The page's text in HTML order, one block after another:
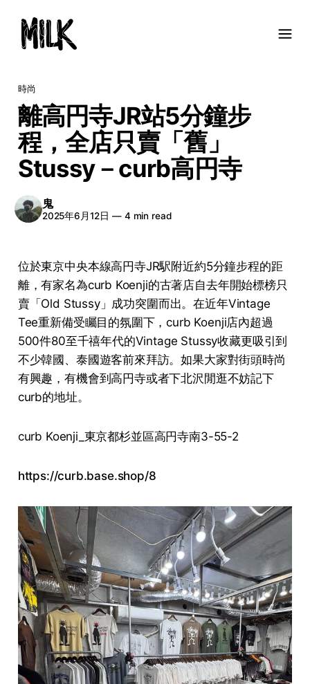
時尚
離高円寺JR站5分鐘步
程，全店只賣「舊」
Stussy－curb高円寺
鬼
2025年6月12日 —4 min read
位於東京中央本線高円寺JR駅附近約5分鐘步程的距
離，有家名為curb Koenji的古著店自去年開始標榜只
賣「Old Stussy」成功突圍而出。在近年Vintage
Tee重新備受矚目的氛圍下，curb Koenji店內超過
500件80至千禧年代的Vintage Stussy收藏更吸引到
不少韓國、泰國遊客前來拜訪。如果大家對街頭時尚
有興趣，有機會到高円寺或者下北沢閒逛不妨記下
curb的地址。
curb Koenji_東京都杉並區高円寺南3-55-2
https://curb.base.shop/8